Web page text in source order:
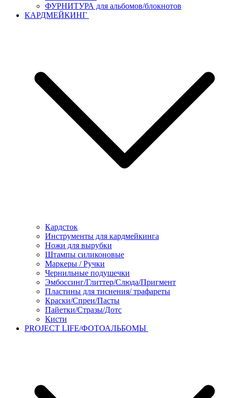
ФУРНИТУРА для альбомов/блокнотов
КАРДМЕЙКИНГ
Кардсток
Инструменты для кардмейкинга
Ножи для вырубки
Штампы силиконовые
Маркеры / Ручки
Чернильные подушечки
Эмбоссинг/Глиттер/Слюда/Пригмент
Пластины для тиснения/ трафареты
Краски/Спреи/Пасты
Пайетки/Стразы/Дотс
Кисти
PROJECT LIFE/ФОТОАЛЬБОМЫ